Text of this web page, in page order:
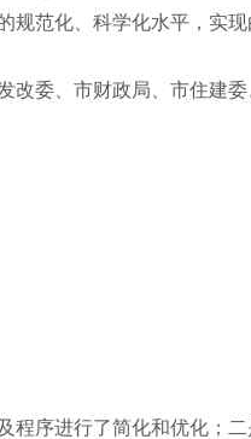
范化、科学化水平，实
改委、市财政局、市住建
程序进行了简化和优化；